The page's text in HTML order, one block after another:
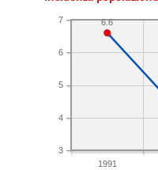
1991
3
4
5
6
7 6.6